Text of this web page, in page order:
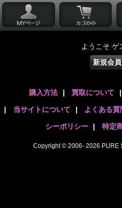
ようこそ ゲ
新規会
購入方法 | 買取について |
| 当サイトについて | よくある質
シーポリシー | 特定
Copyright © 2006- 2026 PURE